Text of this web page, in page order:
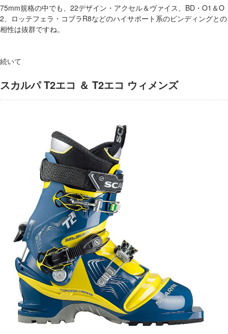
75mm規格の中でも、22デザイン・アクセル＆ヴァイス、BD・O1＆O
2、ロッテフェラ・コブラR8などのハイサポート系のビンディングとの
相性は抜群ですね。
続いて
スカルパ T2エコ ＆ T2エコ ウィメンズ